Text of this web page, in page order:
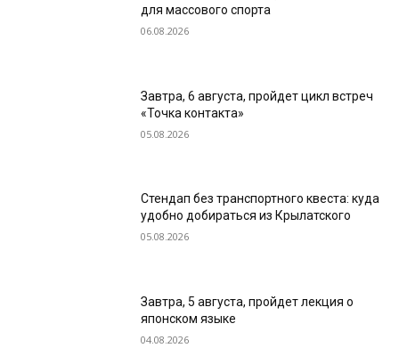
для массового спорта
06.08.2026
Завтра, 6 августа, пройдет цикл встреч
«Точка контакта»
05.08.2026
Стендап без транспортного квеста: куда
удобно добираться из Крылатского
05.08.2026
Завтра, 5 августа, пройдет лекция о
японском языке
04.08.2026